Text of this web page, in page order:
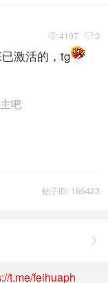
 4197  3
激活的，tg
吧
帖子ID: 166423

t.me/feihuaph